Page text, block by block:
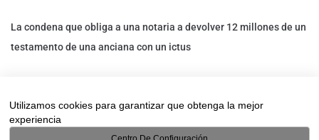
La condena que obliga a una notaria a devolver 12 millones de un
testamento de una anciana con un ictus
detective privado lo descubrió trabajando en otro
establecimiento
Utilizamos cookies para garantizar que obtenga la mejor
experiencia